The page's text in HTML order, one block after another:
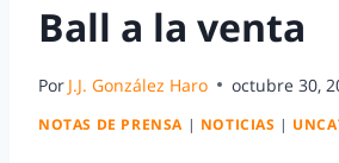
Ball a la venta
Por J.J. González Haro octubre 30,
NOTAS DE PRENSA | NOTICIAS |